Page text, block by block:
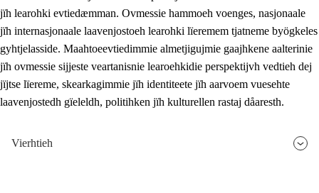
jïh learohki evtiedæmman. Ovmessie hammoeh voenges, nasjonaale
jïh internasjonaale laavenjostoeh learohki lïeremem tjatneme byögkeles
gyhtjelasside. Maahtoeevtiedimmie almetjigujmie gaajhkene aalterinie
jïh ovmessie sijjeste veartanisnie learoehkidie perspektijvh vedtieh dej
jïjtse lïereme, skearkagimmie jïh identiteete jïh aarvoem vuesehte
laavenjostedh gïeleldh, politihken jïh kulturellen rastaj dåaresth.
Vierhtieh